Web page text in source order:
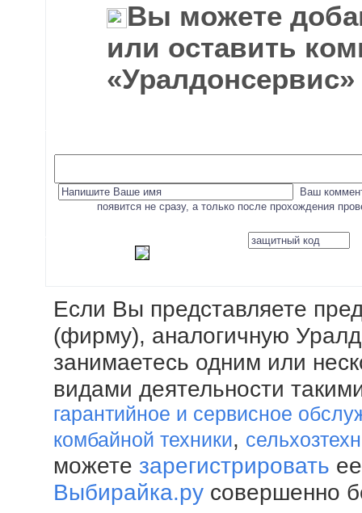
Вы можете
или оставить
«Уралдонсервис»
Ваш
появится не сразу, а только после прохождения
Если Вы представляете
(фирму), аналогичную
занимаетесь одним или
видами деятельности
гарантийное и сервисное
комбайной техники,
можете зарегистрировать
Выбирайка.ру совершенно